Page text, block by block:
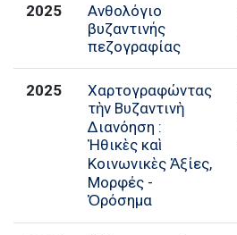
2025
Ανθολόγιο
βυζαντινής
πεζογραφίας
2025
Χαρτογραφώντας
τὴν Βυζαντινὴ
Διανόηση :
Ἠθικὲς καὶ
Κοινωνικὲς Ἀξίες,
Μορφές -
Ὁρόσημα